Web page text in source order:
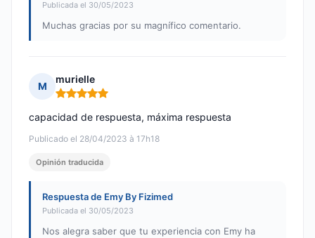
Publicada el 30/05/2023
Muchas gracias por su magnífico comentario.
M
murielle
Nota: 5 de 5
Publicado el 28/04/2023 à 17h18
capacidad de respuesta, máxima respuesta
Opinión traducida
Respuesta de Emy By Fizimed
Publicada el 30/05/2023
Nos alegra saber que tu experiencia con Emy ha